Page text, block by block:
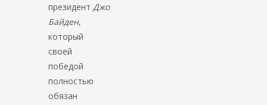
президентДжо
Байден,
который
своей
победой
полностью
обязан